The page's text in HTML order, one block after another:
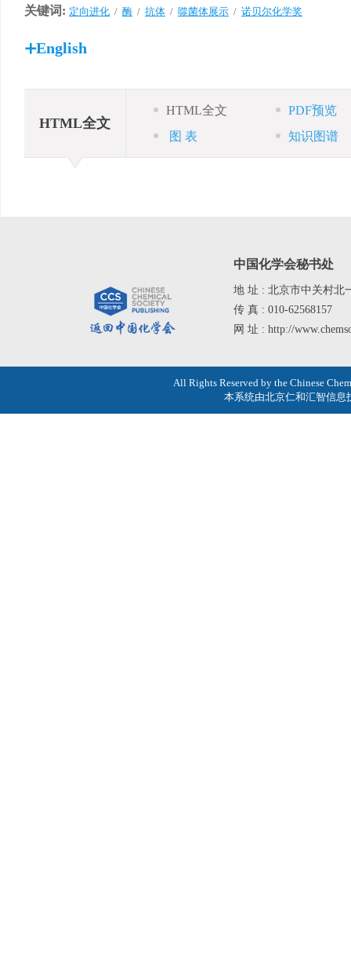
关键词: 定向进化 / 酶 / 抗体 / 噬菌体展示 / 诺贝尔化学奖
English
HTML全文
HTML全文
PDF预览
图 表 知识图谱
中国化学会秘书处
地 址 : 北京市中关村北
传 真 : 010-62568157
网 址 : http://
All Rights Reserved by the Chinese
本系统由北京仁和汇智信息